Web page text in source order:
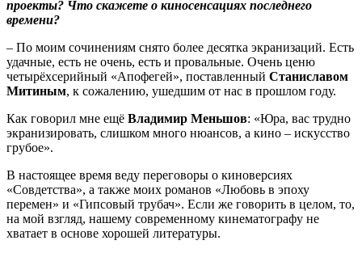
проекты? Что скажете о киносенсациях последнего
времени?
– По моим сочинениям снято более десятка экранизаций. Есть
удачные, есть не очень, есть и провальные. Очень ценю
четырёхсерийный «Апофегей», поставленный Станиславом
Митиным, к сожалению, ушедшим от нас в прошлом году.
Как говорил мне ещё Владимир Меньшов: «Юра, вас трудно
экранизировать, слишком много нюансов, а кино – искусство
грубое».
В настоящее время веду переговоры о киноверсиях
«Совдетства», а также моих романов «Любовь в эпоху
перемен» и «Гипсовый трубач». Если же говорить в целом, то,
на мой взгляд, нашему современному кинематографу не
хватает в основе хорошей литературы.